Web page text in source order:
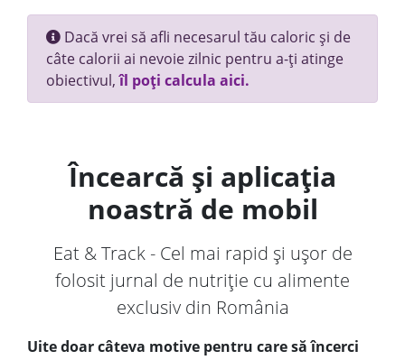
Dacă vrei să afli necesarul tău caloric și de
câte calorii ai nevoie zilnic pentru a-ți atinge
obiectivul,îl poți calcula aici.
Încearcă și aplicația
noastră de mobil
Eat & Track - Cel mai rapid și ușor de
folosit jurnal de nutriție cu alimente
exclusiv din România
Uite doar câteva motive pentru care să încerci